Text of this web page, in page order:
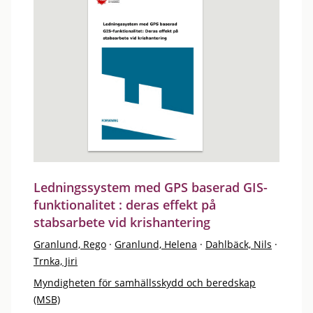
Ledningssystem med GPS baserad GIS-
funktionalitet : deras effekt på
stabsarbete vid krishantering
Granlund, Rego · Granlund, Helena · Dahlbäck, Nils ·
Trnka, Jiri
Myndigheten för samhällsskydd och beredskap
(MSB)